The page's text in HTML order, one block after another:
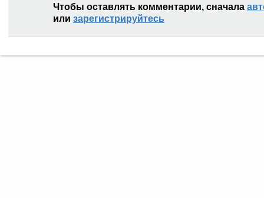
Чтобы оставлять комментарии, сначала
или зарегистрируйтесь